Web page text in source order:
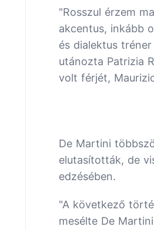
"Rosszul érzem
akcentus, inkább
és dialektus
utánozta Patrizia
volt férjét,
De Martini
elutasították, de
edzésében.
"A következő
mesélte De